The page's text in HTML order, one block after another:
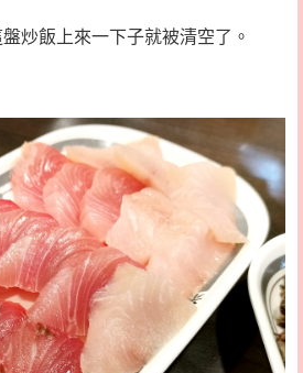
炒飯上來一下子就被清空了。